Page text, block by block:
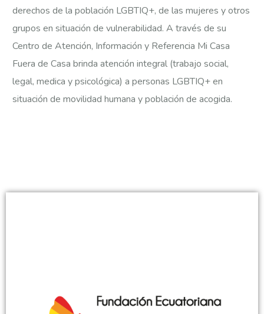
derechos de la población LGBTIQ+, de las mujeres y otros
grupos en situación de vulnerabilidad. A través de su
Centro de Atención, Información y Referencia Mi Casa
Fuera de Casa brinda atención integral (trabajo social,
legal, medica y psicológica) a personas LGBTIQ+ en
situación de movilidad humana y población de acogida.